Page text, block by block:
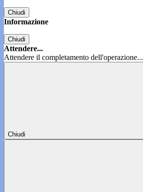
Chiudi
Informazione
Chiudi
Attendere...
Attendere il completamento dell'operazione...
Chiudi